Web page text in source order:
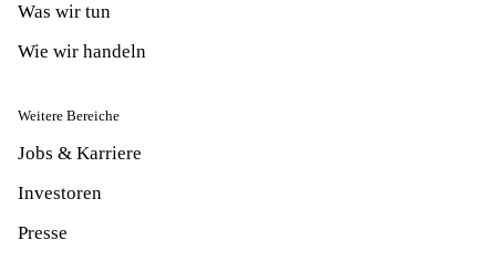
Was wir tun
Wie wir handeln
Weitere Bereiche
Jobs & Karriere
Investoren
Presse